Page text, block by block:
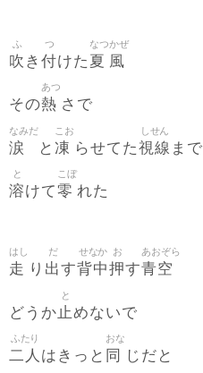
吹
ふ
き 付
つ
けた 夏
なつ
風
かぜ
その熱
あつ
さで
涙
なみだ
と 凍
こお
らせてた視線
しせん
まで
溶
と
けて零
こぼ
れた
走
はし
り 出
だ
す背中
せなか
押
お
す青空
あおぞら
どうか 止
と
めないで
二人
ふたり
はきっと 同
おな
じだと